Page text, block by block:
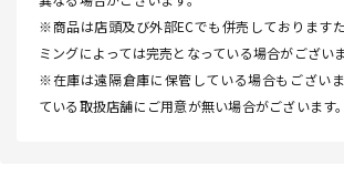
※商品は店頭及び外部ECでも併売しております
ミングによっては完売となっている場合がございま
※在庫は遠隔倉庫に保管している場合もござい
ている取扱店舗にご用意が無い場合がございます。